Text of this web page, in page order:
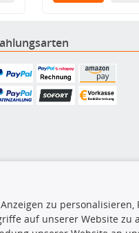
Inside
zu
auf unserer Website zu